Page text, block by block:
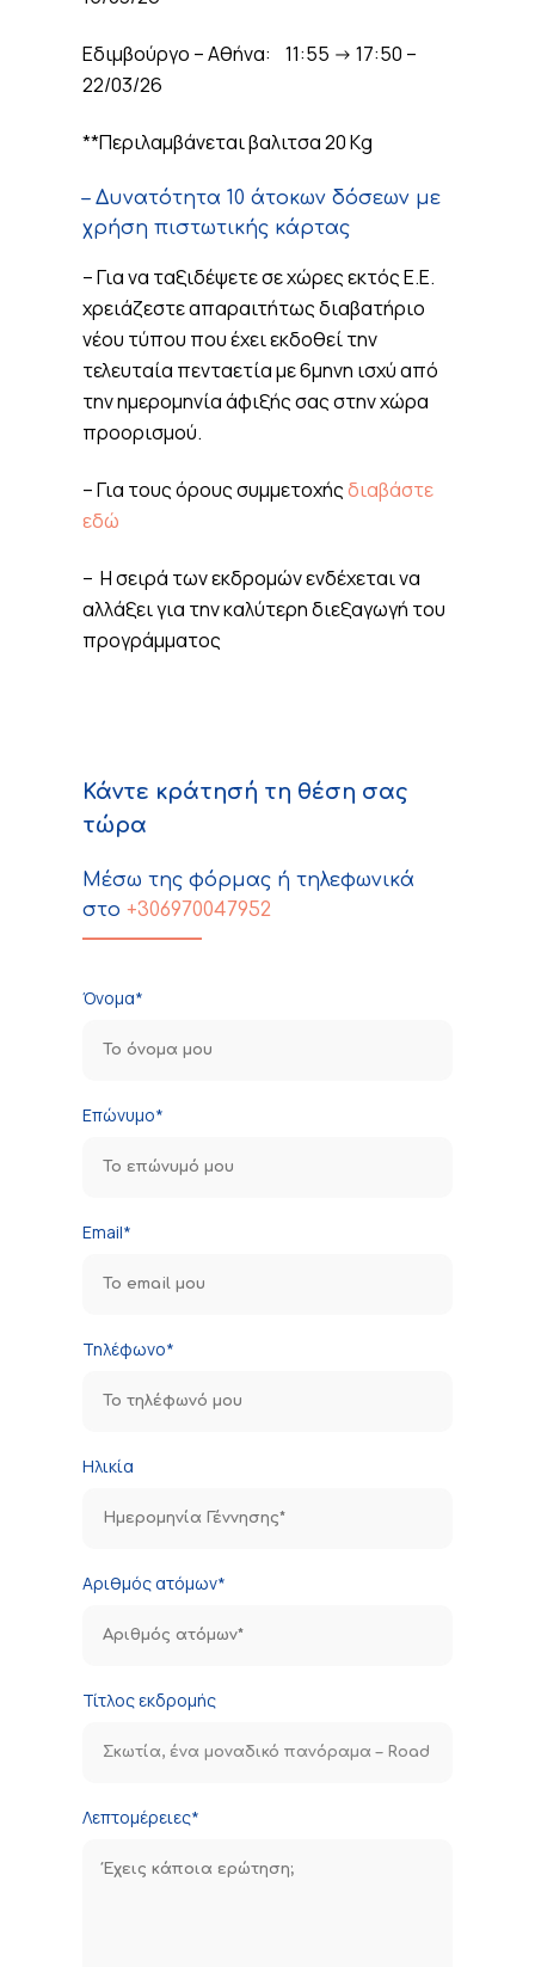
Εδιμβούργο – Αθήνα: 11:55 -> 17:50 –
22/03/26
**Περιλαμβάνεται βαλιτσα 20 Kg
– Δυνατότητα 10 άτοκων δόσεων με
χρήση πιστωτικής κάρτας
– Για να ταξιδέψετε σε χώρες εκτός Ε.Ε.
χρειάζεστε απαραιτήτως διαβατήριο
νέου τύπου που έχει εκδοθεί την
τελευταία πενταετία με 6μηνη ισχύ από
την ημερομηνία άφιξής σας στην χώρα
προορισμού.
– Για τους όρους συμμετοχήςδιαβάστε
εδώ
– Η σειρά των εκδρομών ενδέχεται να
αλλάξει για την καλύτερη διεξαγωγή του
προγράμματος
Κάντε κράτησή τη θέση σας
τώρα
Μέσω της φόρμας ή τηλεφωνικά
στο +306970047952
Όνομα*
Επώνυμο*
Email*
Τηλέφωνο*
Ηλικία
Αριθμός ατόμων*
Τίτλος εκδρομής
Λεπτομέρειες*